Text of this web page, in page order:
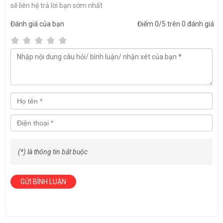
Thành phần cấu tạo cho mỗi buồng vệ sinh
composite giá rẻ loại đôi
- Khay đựng xà phòng: 1 cái
- Móc treo đồ: 1 cái
- Gương vệ sinh: 1 cái
- Đèn tiết kiệm điện: 2 cái (trong và ngoài)
- Van xả nước rửa tay: 1 cái
- Quạt thông gió: 1 cái
- Hệ thống hút xả chất thải: 1 bộ
sẽ liên hệ trả lời bạn sớm nhất
Đánh giá của bạn Điểm 0/5 trên 0 đánh giá
(*) là thông tin bắt buộc
GỬI BÌNH LUẬN